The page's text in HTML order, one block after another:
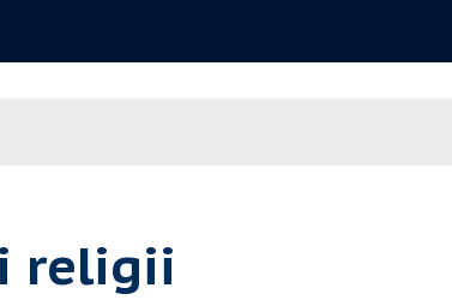
religii